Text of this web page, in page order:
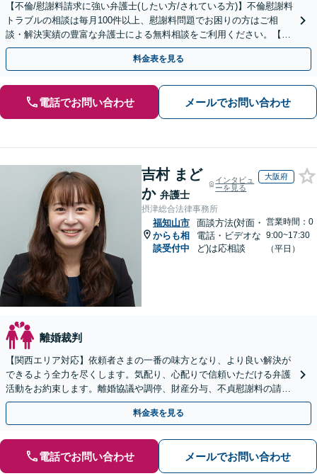
【不倫/慰謝料請求に強い弁護士(したい方/されている方)】不倫慰謝料
トラブルの相談は毎月100件以上、慰謝料問題でお困りの方はご相
談・解決実績の豊富な弁護士による無料相談をご利用ください。【不
倫相談は初回0円】【全国対応】
料金表を見る
電話でお問い合わせ メールでお問い合わせ
吉村 まど
か 弁護士
インタビュ
ーを見る
大阪府
摂津総合法律事務所
福知山市
からも相
談受付中
面談方法(対面・
電話・ビデオな
ど)は応相談
営業時間：0
9:00~17:30
（平日）
離婚裁判
【関西エリア対応】依頼者さまの一番の味方となり、より良い解決が
できるよう全力を尽くします。気配り、心配りで信頼いただける弁護
活動をお約束します。離婚協議や調停、財産分与、不貞慰謝料の請
求、面会交流、親権など離婚問題に幅広く対応【夜間相談可】
料金表を見る
電話でお問い合わせ メールでお問い合わせ